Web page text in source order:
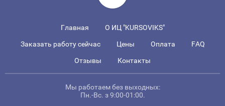
Главная О ИЦ "KURSOVIKS"
Заказать работу сейчас Цены Оплата FAQ
Отзывы Контакты
Мы работаем без выходных:
Пн.-Вс. з 9:00-01:00.